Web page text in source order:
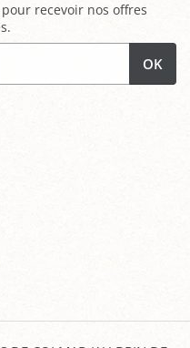
recevoir nos offres
OK